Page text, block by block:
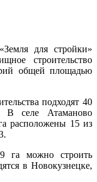
для стройки»
строительство
общей площадью
подходят 40
В селе Атаманово
расположены 15 из
га можно строить
в Новокузнецке,